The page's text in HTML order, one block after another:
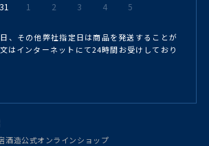
31 1 2 3 4 5
、その他弊社指定日は商品を発送することが
はインターネットにて24時間お受けしており
造公式オンラインショップ